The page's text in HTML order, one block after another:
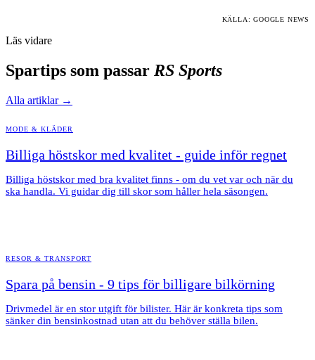
KÄLLA: GOOGLE NEWS
Läs vidare
Spartips som passar RS Sports
Alla artiklar →
MODE & KLÄDER
Billiga höstskor med kvalitet - guide inför regnet
Billiga höstskor med bra kvalitet finns - om du vet var och när du
ska handla. Vi guidar dig till skor som håller hela säsongen.
RESOR & TRANSPORT
Spara på bensin - 9 tips för billigare bilkörning
Drivmedel är en stor utgift för bilister. Här är konkreta tips som
sänker din bensinkostnad utan att du behöver ställa bilen.